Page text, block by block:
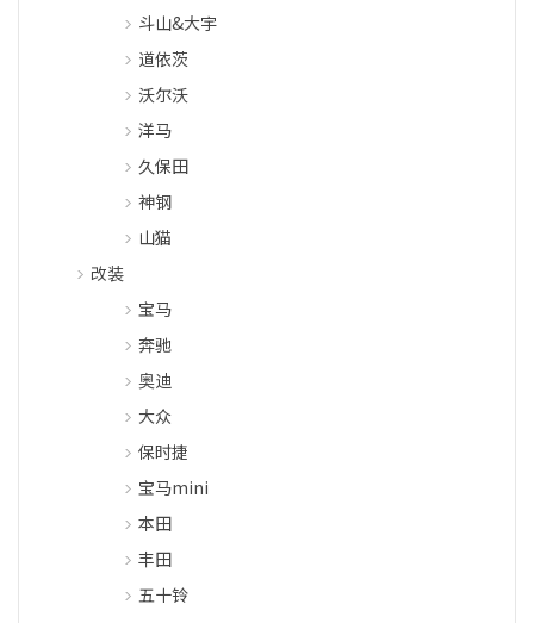
斗山&大宇
道依茨
沃尔沃
洋马
久保田
神钢
山猫
改装
宝马
奔驰
奥迪
大众
保时捷
宝马mini
本田
丰田
五十铃